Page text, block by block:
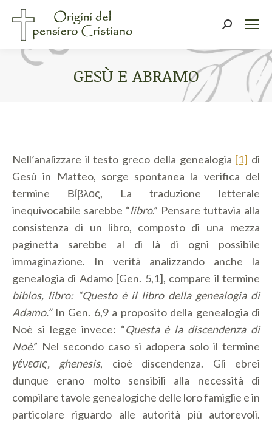
Cerca:
GESÙ E ABRAMO
Nell’analizzare il testo greco della genealogia [1] di
Gesù in Matteo, sorge spontanea la verifica del
termine Βίβλος, La traduzione letterale
inequivocabile sarebbe “libro.” Pensare tuttavia alla
consistenza di un libro, composto di una mezza
paginetta sarebbe al di là di ogni possibile
immaginazione. In verità analizzando anche la
genealogia di Adamo [Gen. 5,1], compare il termine
biblos, libro: “Questo è il libro della genealogia di
Adamo.” In Gen. 6,9 a proposito della genealogia di
Noè si legge invece: “Questa è la discendenza di
Noè.” Nel secondo caso si adopera solo il termine
γένεσις, ghenesis, cioè discendenza. Gli ebrei
dunque erano molto sensibili alla necessità di
compilare tavole genealogiche delle loro famiglie e in
particolare riguardo alle autorità più autorevoli.